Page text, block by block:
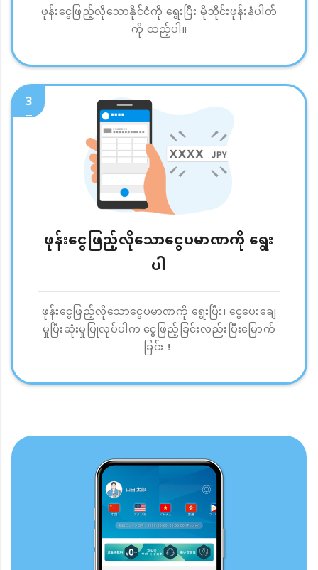
ဖုန်းငွေဖြည့်လိုသောနိုင်ငံကို ရွေးပြီး မိုဘိုင်းဖုန်းနံပါတ်
ကို ထည့်ပါ။
3
ဖုန်းငွေဖြည့်လိုသောငွေပမာဏကို ရွေး
ပါ
ဖုန်းငွေဖြည့်လိုသောငွေပမာဏကို ရွေးပြီး၊ ငွေပေးချေ
မှုပြီးဆုံးမှုပြုလုပ်ပါက ငွေဖြည့်ခြင်းလည်းပြီးမြောက်
ခြင်း！